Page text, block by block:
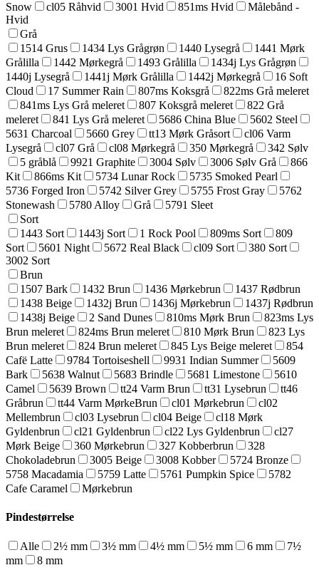
Snow
cl05 Råhvid 3001 Hvid 851ms Hvid
Målebånd -
Hvid
Grå
1514 Grus
1434 Lys Grågrøn 1440 Lysegrå
1441 Mørk
Grålilla
1442 Mørkegrå 1493 Grålilla
1434j Lys Grågrøn
1440j Lysegrå
1441j Mørk Grålilla 1442j Mørkegrå
16 Soft
Cloud
17 Summer Rain 807ms Koksgrå
822ms Grå meleret
841ms Lys Grå meleret
807 Koksgrå meleret
822 Grå
meleret
841 Lys Grå meleret 5686 China Blue
5602 Steel
5631 Charcoal
5660 Grey tt13 Mørk Gråsort
cl06 Varm
Lysegrå
cl07 Grå cl08 Mørkegrå 350 Mørkegrå
342 Sølv
5 gråblå
9921 Graphite 3004 Sølv 3006 Sølv Grå
866
Kit
866ms Kit 5734 Lunar Rock
5735 Smoked Pearl
5736 Forged Iron
5742 Silver Grey 5755 Frost Gray
5762
Stonewash
5780 Alloy Grå
5791 Sleet
Sort
1443 Sort
1443j Sort 1 Rock Pool 809ms Sort
809
Sort
5601 Night 5672 Real Black cl09 Sort
380 Sort
3002 Sort
Brun
1507 Bark
1432 Brun 1436 Mørkebrun
1437 Rødbrun
1438 Beige
1432j Brun 1436j Mørkebrun
1437j Rødbrun
1438j Beige
2 Sand Dunes 810ms Mørk Brun
823ms Lys
Brun meleret
824ms Brun meleret 810 Mørk Brun
823 Lys
Brun meleret
824 Brun meleret 845 Lys Beige meleret
854
Cafë Latte
9784 Tortoiseshell 9931 Indian Summer
5609
Bark
5638 Walnut 5683 Brindle 5681 Limestone
5610
Camel
5639 Brown tt24 Varm Brun tt31 Lysebrun
tt46
Gråbrun
tt44 Varm MørkeBrun cl01 Mørkebrun
cl02
Mellembrun
cl03 Lysebrun cl04 Beige
cl18 Mørk
Gyldenbrun
cl21 Gyldenbrun cl22 Lys Gyldenbrun
cl27
Mørk Beige
360 Mørkebrun 327 Kobberbrun
328
Chokoladebrun
3005 Beige 3008 Kobber
5724 Bronze
5758 Macadamia
5759 Latte 5761 Pumpkin Spice
5782
Cafe Caramel
Mørkebrun
Pindestørrelse
Alle 2½ mm 3½ mm 4½ mm 5½ mm 6 mm
7½
mm
8 mm